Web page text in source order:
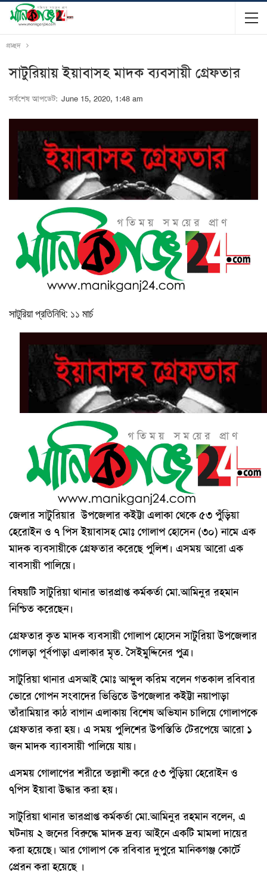
প্রচ্ছদ
সাটুরিয়ায় ইয়াবাসহ মাদক ব্যবসায়ী গ্রেফতার
সর্বশেষ আপডেট: June 15, 2020, 1:48 am
সাটুরিয়া প্রতিনিধি: ১১ মার্চ
জেলার সাটুরিয়ার উপজেলার কইট্টা এলাকা থেকে ৫৩ পুঁড়িয়া
হেরোইন ও ৭ পিস ইয়াবাসহ মোঃ গোলাপ হোসেন (৩০) নামে এক
মাদক ব্যবসায়ীকে গ্রেফতার করেছে পুলিশ। এসময় আরো এক
বাবসায়ী পালিয়ে।
বিষয়টি সাটুরিয়া থানার ভারপ্রাপ্ত কর্মকর্তা মো.আমিনুর রহমান
নিশ্চিত করেছেন।
গ্রেফতার কৃত মাদক ব্যবসায়ী গোলাপ হোসেন সাটুরিয়া উপজেলার
গোলড়া পূর্বপাড়া এলাকার মৃত. সৈইমুদ্দিনের পুত্র।
সাটুরিয়া থানার এসআই মোঃ আব্দুল করিম বলেন গতকাল রবিবার
ভোরে গোপন সংবাদের ভিত্তিতে উপজেলার কইট্টা নয়াপাড়া
তাঁরামিয়ার কাঠ বাগান এলাকায় বিশেষ অভিযান চালিয়ে গোলাপকে
গ্রেফতার করা হয়। এ সময় পুলিশের উপস্তিতি টেরপেয়ে আরো ১
জন মাদক ব্যাবসায়ী পালিয়ে যায়।
এসময় গোলাপের শরীরে তল্লাশী করে ৫৩ পুঁড়িয়া হেরোইন ও
৭পিস ইয়াবা উদ্ধার করা হয়।
সাটুরিয়া থানার ভারপ্রাপ্ত কর্মকর্তা মো.আমিনুর রহমান বলেন, এ
ঘটনায় ২ জনের বিরুদ্ধে মাদক দ্রব্য আইনে একটি মামলা দায়ের
করা হয়েছে। আর গোলাপ কে রবিবার দুপুরে মানিকগঞ্জ কোর্টে
প্রেরন করা হয়েছে ।